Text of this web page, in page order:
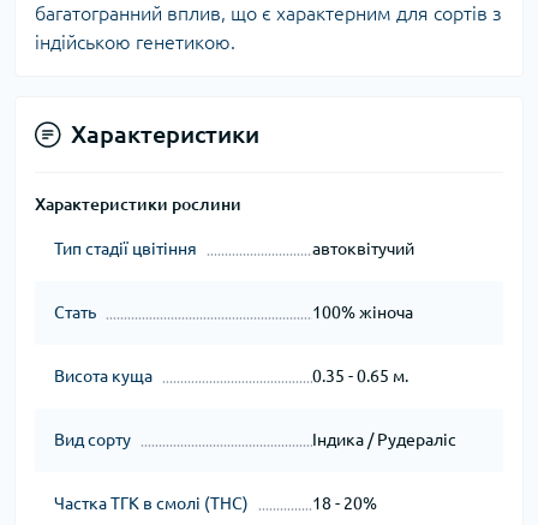
багатогранний вплив, що є характерним для сортів з
індійською генетикою.
Характеристики
Характеристики рослини
Тип стадії цвітіння автоквітучий
Стать 100% жіноча
Висота куща 0.35 - 0.65 м.
Вид сорту Індика / Рудераліс
Частка ТГК в смолі (THC) 18 - 20%